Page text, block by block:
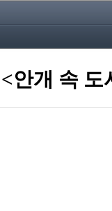
안개 속